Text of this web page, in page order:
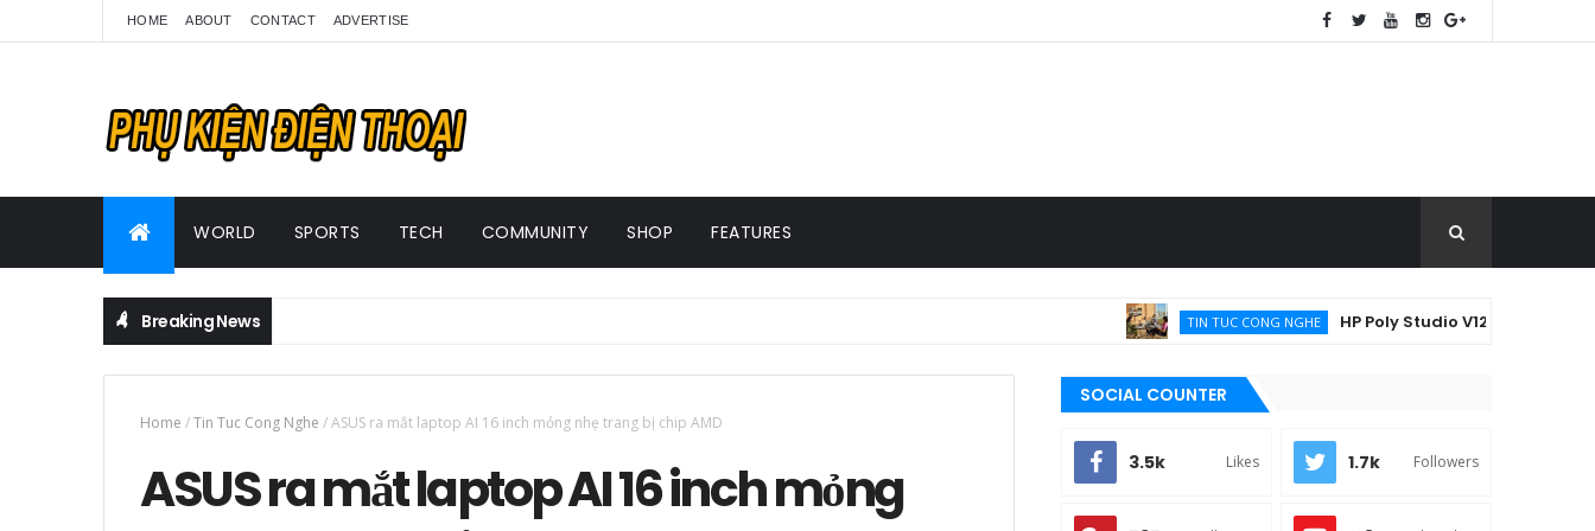
HOME ABOUT CONTACT ADVERTISE
WORLD SPORTS TECH COMMUNITY SHOP FEATURES
Breaking News TIN TUC CONG NGHE HP Poly Studio V12 - Giải pháp họp trực
Home /Tin Tuc Cong Nghe /ASUS ra mắt laptop AI 16 inch mỏng nhẹ trang bị chip AMD
ASUS ra mắt laptop AI 16 inch mỏng
SOCIAL COUNTER
3.5k Likes 1.7k Followers